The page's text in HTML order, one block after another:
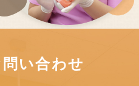
い合わせ